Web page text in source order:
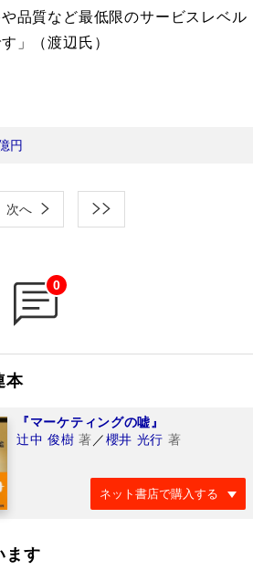
品質など最低限のサービスレベル
」（渡辺氏）
円
次へ
0
本
『マーケティングの嘘』
辻中 俊樹 著 ／櫻井 光行 著
ネット書店で購入する
ます